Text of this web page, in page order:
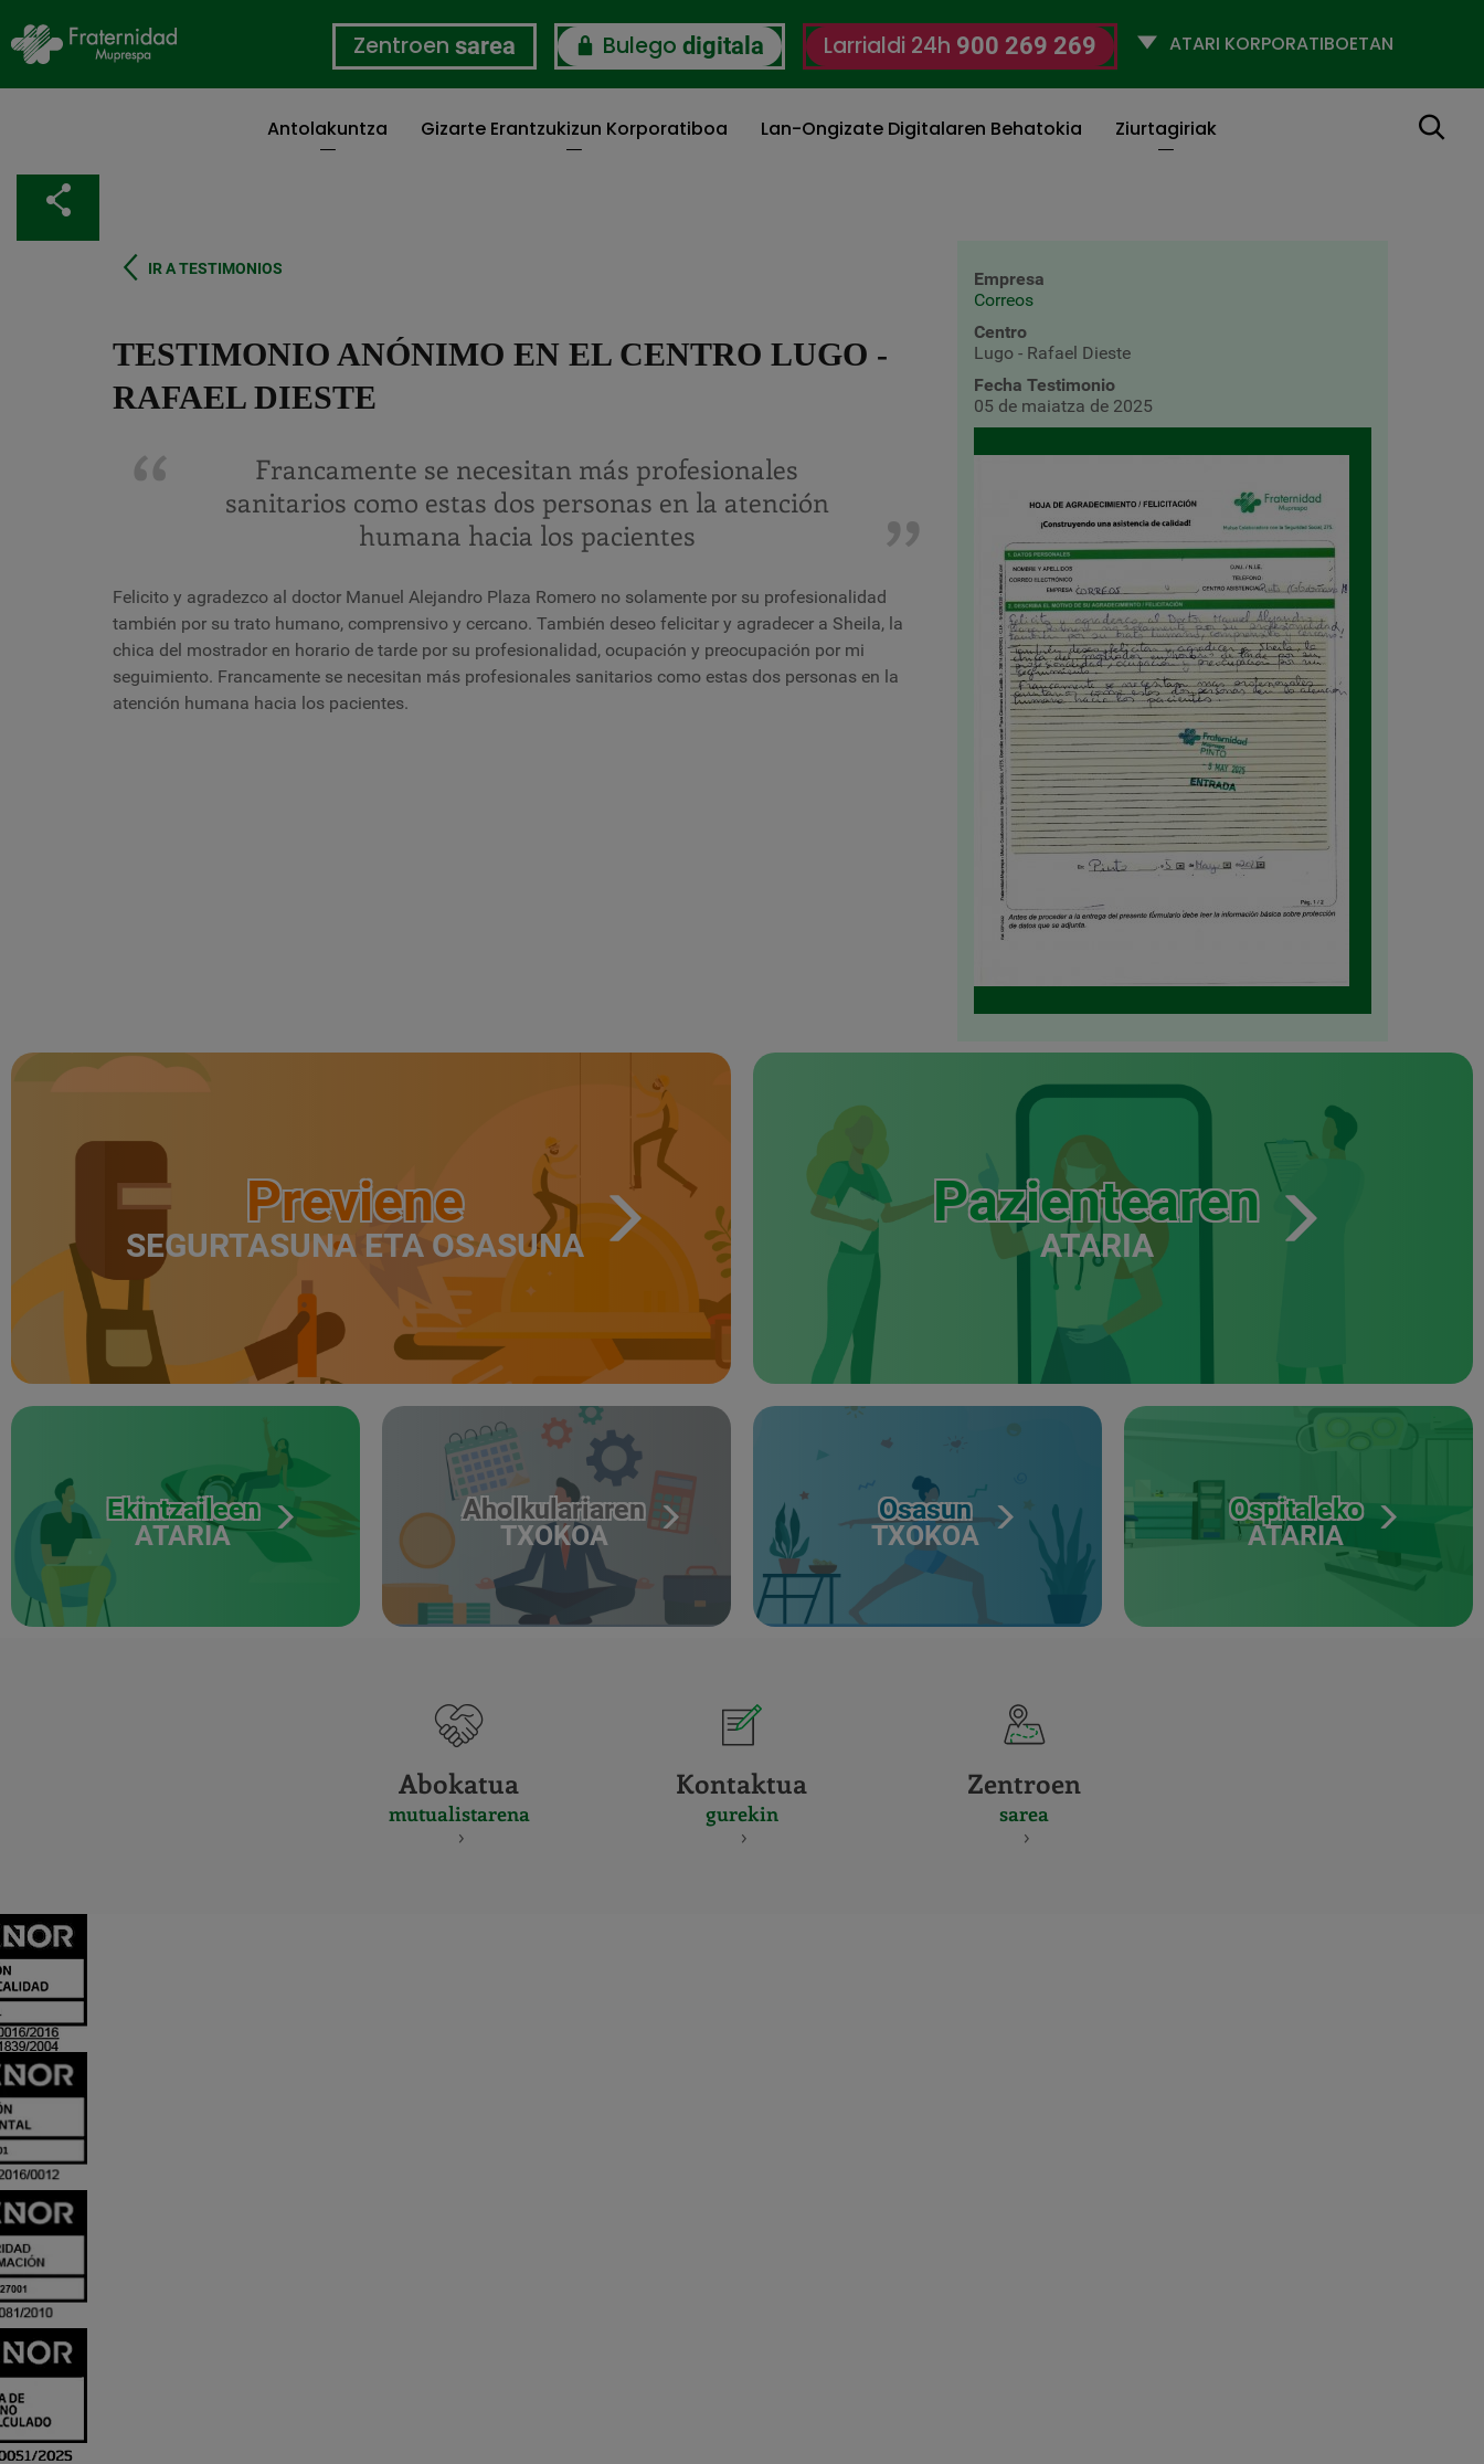
Zentroen sarea Bulego digitala Larrialdi 24h 900 269 269
Selecciona
Antolakuntza Gizarte Erantzukizun Korporatiboa Lan-Ongizate Digitalaren Behatokia Ziurtagiriak Bilatu
IR A TESTIMONIOS
TESTIMONIO ANÓNIMO EN EL CENTRO LUGO -
RAFAEL DIESTE
Francamente se necesitan más profesionales
sanitarios como estas dos personas en la atención
humana hacia los pacientes
Felicito y agradezco al doctor Manuel Alejandro Plaza Romero no solamente por su profesionalidad
también por su trato humano, comprensivo y cercano. También deseo felicitar y agradecer a Sheila, la
chica del mostrador en horario de tarde por su profesionalidad, ocupación y preocupación por mi
seguimiento. Francamente se necesitan más profesionales sanitarios como estas dos personas en la
atención humana hacia los pacientes.
Empresa
Correos
Centro
Lugo - Rafael Dieste
Fecha Testimonio
05 de maiatza de 2025
Previene
SEGURTASUNA ETA OSASUNA
Pazientearen
ATARIA
Ekintzaileen
ATARIA
Aholkulariaren
TXOKOA
Osasun
TXOKOA
Ospitaleko
ATARIA
Abokatua
mutualistarena
Kontaktua
gurekin
Zentroen
sarea